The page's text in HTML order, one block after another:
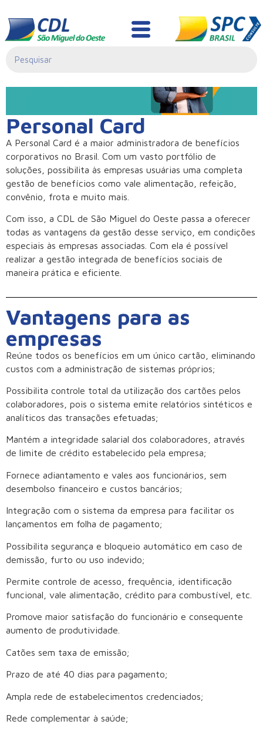
Personal Card
Personal Card
A Personal Card é a maior administradora de benefícios
corporativos no Brasil. Com um vasto portfólio de
soluções, possibilita às empresas usuárias uma completa
gestão de benefícios como vale alimentação, refeição,
convênio, frota e muito mais.
Com isso, a CDL de São Miguel do Oeste passa a oferecer
todas as vantagens da gestão desse serviço, em condições
especiais às empresas associadas. Com ela é possível
realizar a gestão integrada de benefícios sociais de
maneira prática e eficiente.
Vantagens para as
empresas
Reúne todos os benefícios em um único cartão, eliminando
custos com a administração de sistemas próprios;
Possibilita controle total da utilização dos cartões pelos
colaboradores, pois o sistema emite relatórios sintéticos e
analíticos das transações efetuadas;
Mantém a integridade salarial dos colaboradores, através
de limite de crédito estabelecido pela empresa;
Fornece adiantamento e vales aos funcionários, sem
desembolso financeiro e custos bancários;
Integração com o sistema da empresa para facilitar os
lançamentos em folha de pagamento;
Possibilita segurança e bloqueio automático em caso de
demissão, furto ou uso indevido;
Permite controle de acesso, frequência, identificação
funcional, vale alimentação, crédito para combustível, etc.
Promove maior satisfação do funcionário e consequente
aumento de produtividade.
Catões sem taxa de emissão;
Prazo de até 40 dias para pagamento;
Ampla rede de estabelecimentos credenciados;
Rede complementar à saúde;